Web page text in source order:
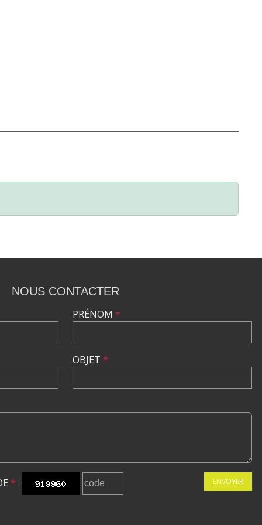
NOUS CONTACTER
PRÉNOM *
OBJET *
* : ENVOYER